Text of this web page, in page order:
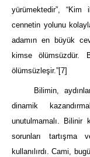
yürümektedir”,
cennetin yolunu
adamın en büyük
kimse ölümsüzdür.
ölümsüzleşir.”[7]
Bilimin,
dinamik
unutulmamalı. Bilinir
sorunları tartışma
kullanılırdı. Cami,